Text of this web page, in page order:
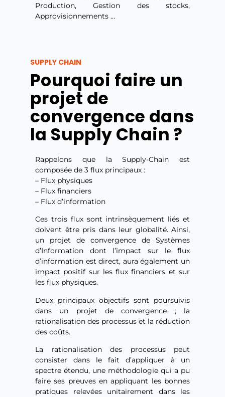
Production, Gestion des stocks,
Approvisionnements …
SUPPLY CHAIN
Pourquoi faire un
projet de
convergence dans
la Supply Chain ?
Rappelons que la Supply-Chain est
composée de 3 flux principaux :
– Flux physiques
– Flux financiers
– Flux d’information
Ces trois flux sont intrinsèquement liés et
doivent être pris dans leur globalité. Ainsi,
un projet de convergence de Systèmes
d’Information dont l’impact sur le flux
d’information est direct, aura également un
impact positif sur les flux financiers et sur
les flux physiques.
Deux principaux objectifs sont poursuivis
dans un projet de convergence ; la
rationalisation des processus et la réduction
des coûts.
La rationalisation des processus peut
consister dans le fait d’appliquer à un
spectre étendu, une méthodologie qui a pu
faire ses preuves en appliquant les bonnes
pratiques relevées unitairement dans les